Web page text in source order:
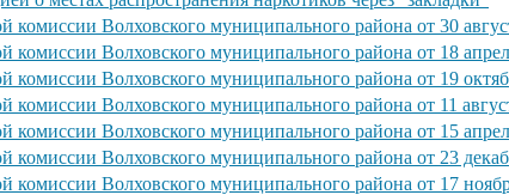
комиссии Волховского муниципального района от 30
комиссии Волховского муниципального района от 18
комиссии Волховского муниципального района от 19
комиссии Волховского муниципального района от 11
комиссии Волховского муниципального района от 15
комиссии Волховского муниципального района от 23
комиссии Волховского муниципального района от 17